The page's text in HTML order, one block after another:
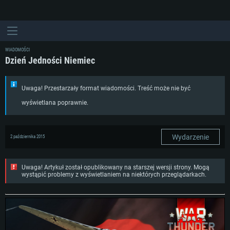
WIADOMOŚCI
Dzień Jedności Niemiec
Uwaga! Przestarzały format wiadomości. Treść może nie być
wyświetlana poprawnie.
2 października 2015 Wydarzenie
Uwaga! Artykuł został opublikowany na starszej wersji strony. Mogą
wystąpić problemy z wyświetlaniem na niektórych przeglądarkach.